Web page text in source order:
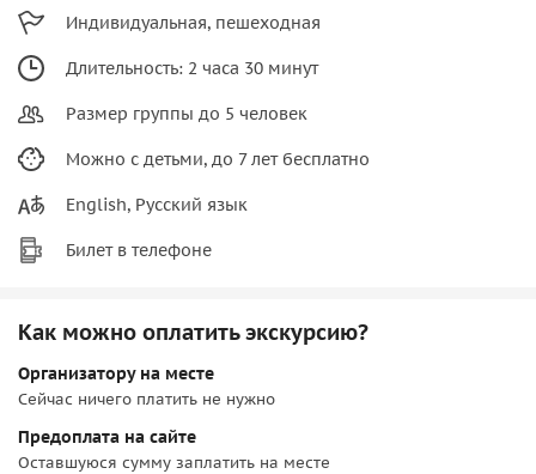
Индивидуальная, пешеходная
Длительность: 2 часа 30 минут
Размер группы до 5 человек
Можно с детьми, до 7 лет бесплатно
English, Русский язык
Билет в телефоне
Как можно оплатить экскурсию?
Организатору на месте
Сейчас ничего платить не нужно
Предоплата на сайте
Оставшуюся сумму заплатить на месте